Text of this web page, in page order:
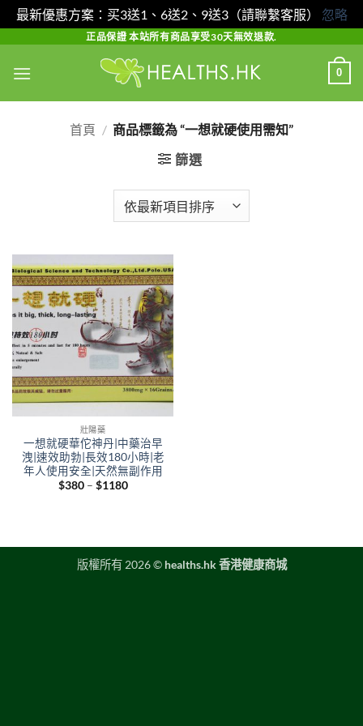
最新優惠方案：买3送1、6送2、9送3（請聯繫客服） 忽略
content
正品保證 本站所有商品享受30天無效退款.
0
首頁 / 商品標籤為 “一想就硬使用需知”
篩選
壯陽藥
一想就硬華佗神丹|中藥治早
洩|速效助勃|長效180小時|老
年人使用安全|天然無副作用
$380 – $1180Price
版權所有 2026 © healths.hk 香港健康商城